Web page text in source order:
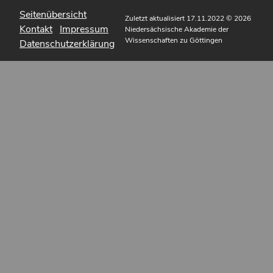
Seitenübersicht
Kontakt Impressum
Datenschutzerklärung
Zuletzt aktualisiert 17.11.2022© 2026
Niedersächsische Akademie der
Wissenschaften zu Göttingen